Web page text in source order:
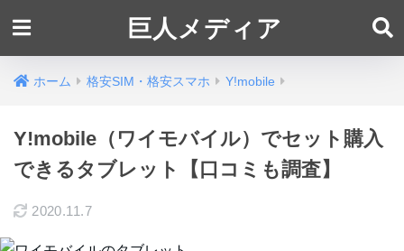
巨人メディア
ホーム 格安SIM・格安スマホ Y!mobile
Y!mobile（ワイモバイル）でセット購入
できるタブレット【口コミも調査】
2020.11.7